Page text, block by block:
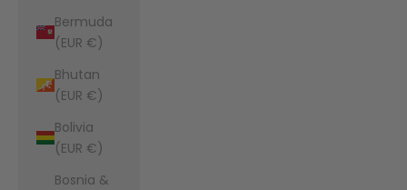
Bermuda
(EUR €)
Bhutan
(EUR €)
Bolivia
(EUR €)
Bosnia &